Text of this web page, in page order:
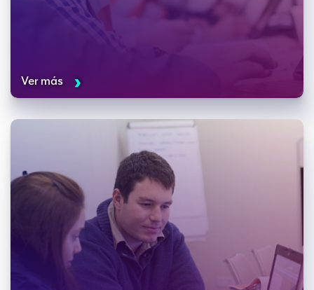
Ver más